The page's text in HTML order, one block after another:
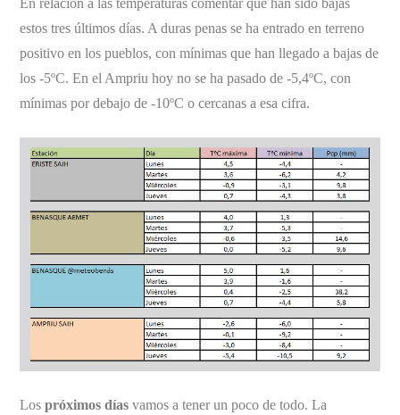
En relación a las temperaturas comentar que han sido bajas
estos tres últimos días. A duras penas se ha entrado en terreno
positivo en los pueblos, con mínimas que han llegado a bajas de
los -5ºC. En el Ampriu hoy no se ha pasado de -5,4ºC, con
mínimas por debajo de -10ºC o cercanas a esa cifra.
Lospróximos días vamos a tener un poco de todo. La